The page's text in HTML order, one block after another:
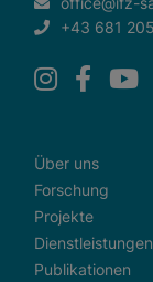
+43 681
Über uns
Forschung
Projekte
Dienstleistungen
Publikationen